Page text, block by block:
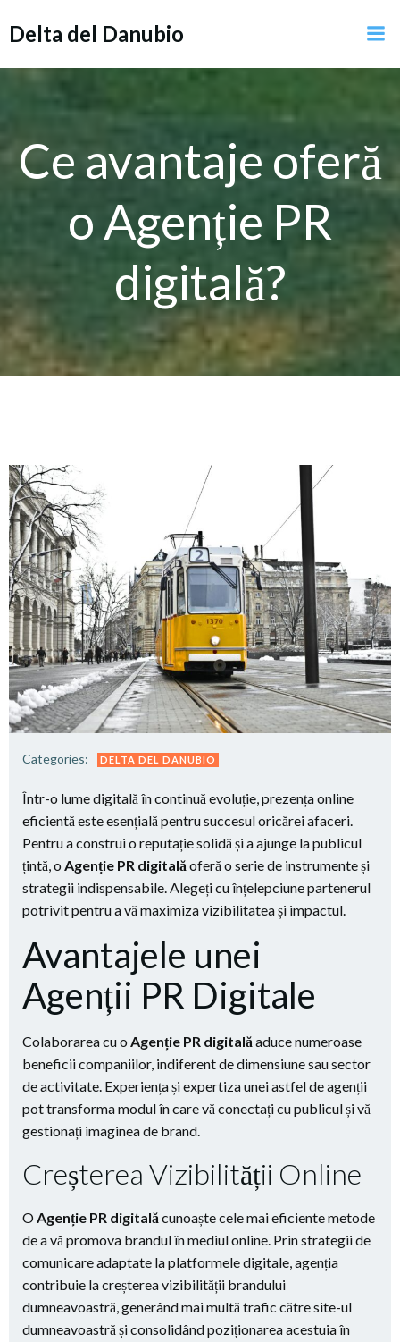
Delta del Danubio
Ce avantaje oferă
o Agenție PR
digitală?
Categories: DELTA DEL DANUBIO
Într-o lume digitală în continuă evoluție, prezența online
eficientă este esențială pentru succesul oricărei afaceri.
Pentru a construi o reputație solidă și a ajunge la publicul
țintă, o Agenție PR digitală oferă o serie de instrumente și
strategii indispensabile. Alegeți cu înțelepciune partenerul
potrivit pentru a vă maximiza vizibilitatea și impactul.
Avantajele unei
Agenții PR Digitale
Colaborarea cu o Agenție PR digitală aduce numeroase
beneficii companiilor, indiferent de dimensiune sau sector
de activitate. Experiența și expertiza unei astfel de agenții
pot transforma modul în care vă conectați cu publicul și vă
gestionați imaginea de brand.
Creșterea Vizibilității Online
OAgenție PR digitală cunoaște cele mai eficiente metode
de a vă promova brandul în mediul online. Prin strategii de
comunicare adaptate la platformele digitale, agenția
contribuie la creșterea vizibilității brandului
dumneavoastră, generând mai multă trafic către site-ul
dumneavoastră și consolidând poziționarea acestuia în